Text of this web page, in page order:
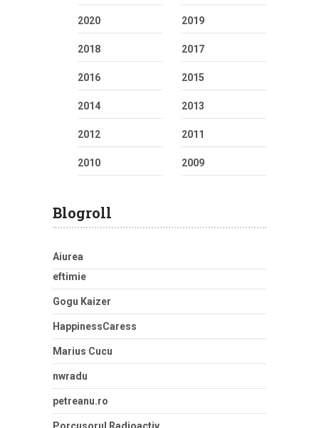
2020 2019
2018 2017
2016 2015
2014 2013
2012 2011
2010 2009
Blogroll
Aiurea
eftimie
Gogu Kaizer
HappinessCaress
Marius Cucu
nwradu
petreanu.ro